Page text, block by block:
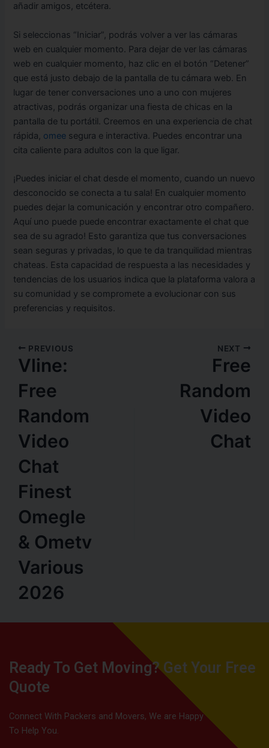
añadir amigos, etcétera.
Si seleccionas “Iniciar”, podrás volver a ver las cámaras
web en cualquier momento. Para dejar de ver las cámaras
web en cualquier momento, haz clic en el botón “Detener”
que está justo debajo de la pantalla de tu cámara web. En
lugar de tener conversaciones uno a uno con mujeres
atractivas, podrás organizar una fiesta de chicas en la
pantalla de tu portátil. Creemos en una experiencia de chat
rápida, omee segura e interactiva. Puedes encontrar una
cita caliente para adultos con la que ligar.
¡Puedes iniciar el chat desde el momento, cuando un nuevo
desconocido se conecta a tu sala! En cualquier momento
puedes dejar la comunicación y encontrar otro compañero.
Aquí uno puede puede encontrar exactamente el chat que
sea de su agrado! Esto garantiza que tus conversaciones
sean seguras y privadas, lo que te da tranquilidad mientras
chateas. Esta capacidad de respuesta a las necesidades y
tendencias de los usuarios indica que la plataforma valora a
su comunidad y se compromete a evolucionar con sus
preferencias y requisitos.
PREVIOUS
Vline:
Free
Random
Video
Chat
Finest
Omegle
& Ometv
Various
2026
NEXT
Free
Random
Video
Chat
Ready To Get Moving? Get Your Free
Quote
Connect With Packers and Movers, We are Happy
To Help You.